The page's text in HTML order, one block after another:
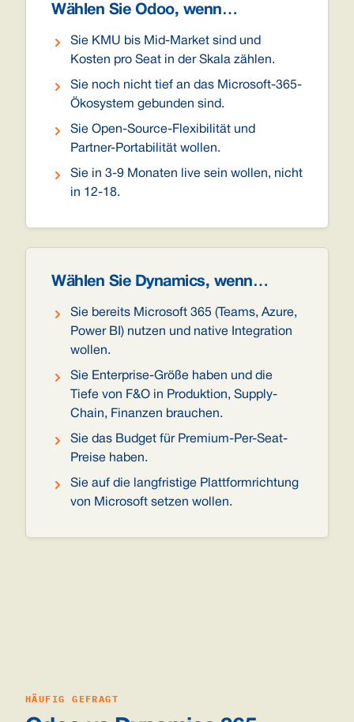
Wählen Sie Odoo, wenn…
Sie KMU bis Mid-Market sind und
Kosten pro Seat in der Skala zählen.
Sie noch nicht tief an das Microsoft-365-
Ökosystem gebunden sind.
Sie Open-Source-Flexibilität und
Partner-Portabilität wollen.
Sie in 3-9 Monaten live sein wollen, nicht
in 12-18.
Wählen Sie Dynamics, wenn…
Sie bereits Microsoft 365 (Teams, Azure,
Power BI) nutzen und native Integration
wollen.
Sie Enterprise-Größe haben und die
Tiefe von F&O in Produktion, Supply-
Chain, Finanzen brauchen.
Sie das Budget für Premium-Per-Seat-
Preise haben.
Sie auf die langfristige Plattformrichtung
von Microsoft setzen wollen.
HÄUFIG GEFRAGT